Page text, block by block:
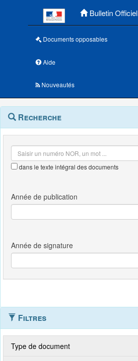
Bulletin Officiel
Documents opposables
Aide
Nouveautés
Navigation
outils
Menu
contextuel
Recherche
dans le texte intégral des documents
Filtres
Type de document